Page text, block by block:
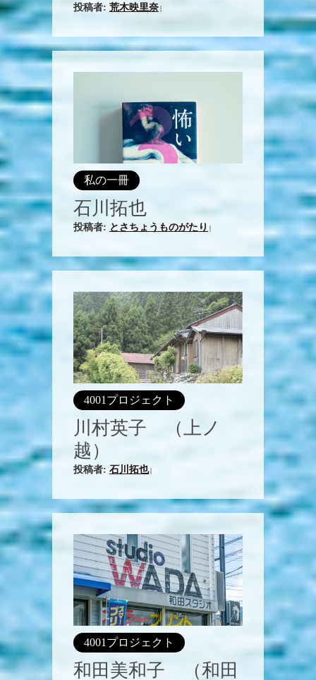
投稿者: 荒木映里奈
私の一冊
石川拓也
投稿者: とさちょうものがたり
4001プロジェクト
川村英子 （上ノ
越）
投稿者: 石川拓也|
4001プロジェクト
和田美和子 （和田